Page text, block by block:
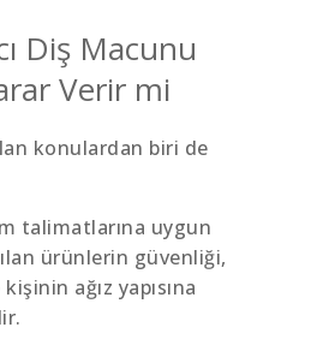
Diş Macunu
Verir mi
konulardan biri de
talimatlarına uygun
ürünlerin güvenliği,
ağız yapısına